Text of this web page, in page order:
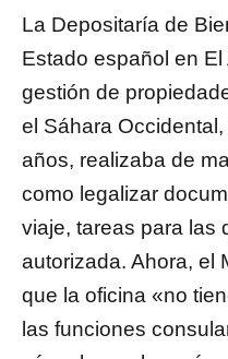
La Depositaría de
Estado español en
gestión de
el Sáhara
años, realizaba de
como legalizar
viaje, tareas para las
autorizada. Ahora, el
que la oficina «no
las funciones